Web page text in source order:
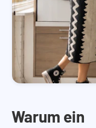
Warum ein